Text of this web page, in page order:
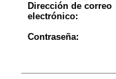
Dirección de correo
electrónico:
Contraseña: